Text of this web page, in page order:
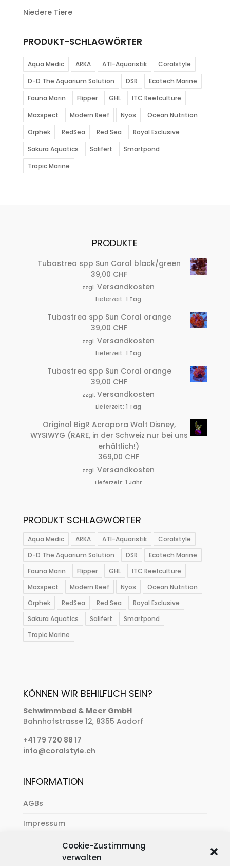
Cookie-Zustimmung
verwalten
Niedere Tiere
PRODUKT-SCHLAGWÖRTER
Aqua Medic ARKA ATI-Aquaristik
Coralstyle
D-D The Aquarium Solution
DSR
Ecotech Marine
Fauna Marin
Flipper GHL
ITC Reefculture
Maxspect
Modern Reef Nyos
Ocean Nutrition
Orphek
RedSea Red Sea
Royal Exclusive
Sakura Aquatics
Salifert
Smartpond
Tropic Marine
PRODUKTE
Tubastrea spp Sun Coral black/green
39,00 CHF
zzgl.Versandkosten
Lieferzeit:1 Tag
Tubastrea spp Sun Coral orange
39,00 CHF
zzgl.Versandkosten
Lieferzeit:1 Tag
Tubastrea spp Sun Coral orange
39,00 CHF
zzgl.Versandkosten
Lieferzeit:1 Tag
Original BigR Acropora Walt Disney,
WYSIWYG (RARE, in der Schweiz nur bei uns
erhältlich!)
369,00 CHF
zzgl.Versandkosten
Lieferzeit:1 Jahr
PRODUKT SCHLAGWÖRTER
Aqua Medic ARKA ATI-Aquaristik
Coralstyle
D-D The Aquarium Solution
DSR
Ecotech Marine
Fauna Marin
Flipper GHL
ITC Reefculture
Maxspect
Modern Reef Nyos
Ocean Nutrition
Orphek
RedSea Red Sea
Royal Exclusive
Sakura Aquatics
Salifert
Smartpond
Tropic Marine
KÖNNEN WIR BEHILFLICH SEIN?
Schwimmbad & Meer GmbH
Bahnhofstrasse 12, 8355 Aadorf
+41 79 720 88 17
info@coralstyle.ch
INFORMATION
AGBs
Impressum
Zahlung & Versand
Datenschutzerklärung